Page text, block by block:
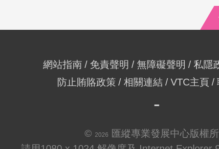
網站指南 免責聲明 無障礙聲明
私隱
防止賄賂政策
相關連結 VTC主頁
© 2026
匯縱專業發展中心版權